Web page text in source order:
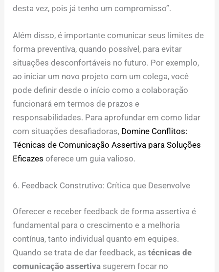
desta vez, pois já tenho um compromisso”.
Além disso, é importante comunicar seus limites de
forma preventiva, quando possível, para evitar
situações desconfortáveis no futuro. Por exemplo,
ao iniciar um novo projeto com um colega, você
pode definir desde o início como a colaboração
funcionará em termos de prazos e
responsabilidades. Para aprofundar em como lidar
com situações desafiadoras, Domine Conflitos:
Técnicas de Comunicação Assertiva para Soluções
Eficazes oferece um guia valioso.
6. Feedback Construtivo: Crítica que Desenvolve
Oferecer e receber feedback de forma assertiva é
fundamental para o crescimento e a melhoria
contínua, tanto individual quanto em equipes.
Quando se trata de dar feedback, astécnicas de
comunicação assertiva sugerem focar no